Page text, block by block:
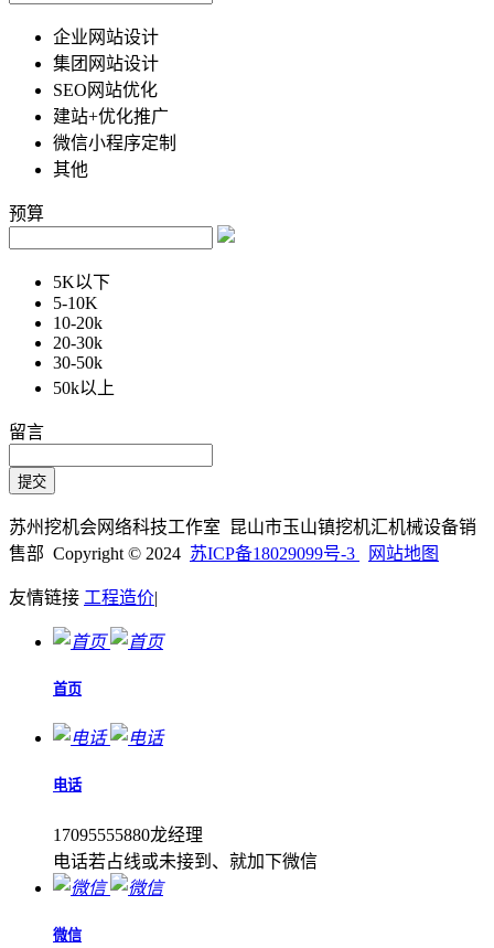
企业网站设计
集团网站设计
SEO网站优化
建站+优化推广
微信小程序定制
其他
预算
5K以下
5-10K
10-20k
20-30k
30-50k
50k以上
留言
苏州挖机会网络科技工作室 昆山市玉山镇挖机汇机械设备销
售部 Copyright © 2024 苏ICP备18029099号-3 网站地图
友情链接 工程造价|
首页
电话
17095555880龙经理
电话若占线或未接到、就加下微信
微信